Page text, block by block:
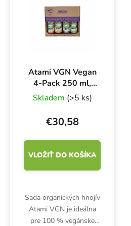
koreňového...
Atami VGN Vegan
4-Pack 250 ml,
sada hnojív
Skladem (>5 ks)
€30,58
VLOŽIŤ DO KOŠÍKA
Sada organických hnojív
Atami VGN je ideálna
pre 100 % vegánske